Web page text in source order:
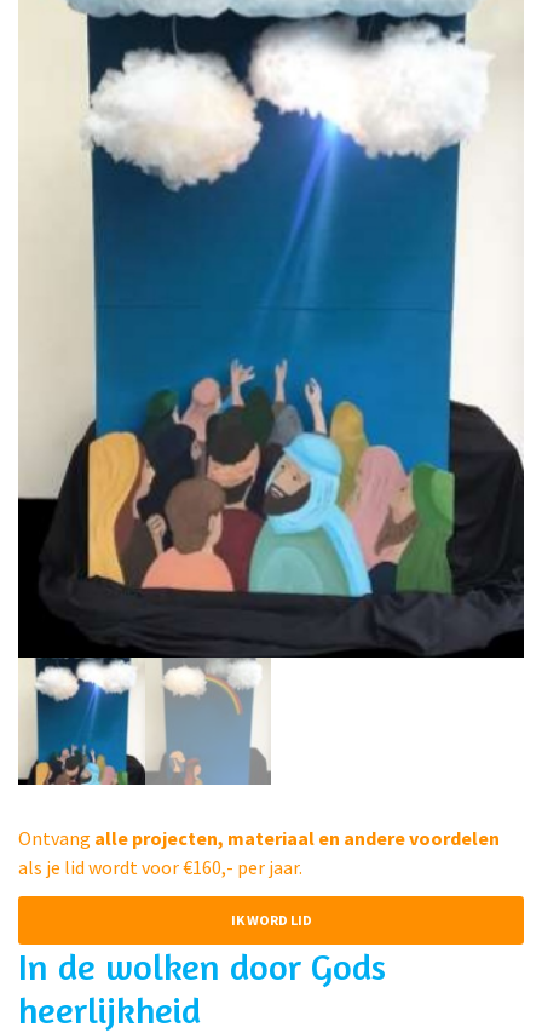
In de wolken door Gods
heerlijkheid
Ontvang alle projecten, materiaal en andere voordelen
als je lid wordt voor €160,- per jaar.
IK WORD LID